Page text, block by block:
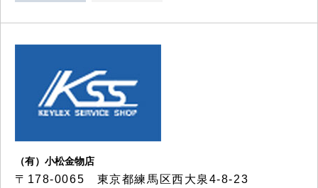
（有）小松金物店
〒178-0065 東京都練馬区西大泉4-8-23